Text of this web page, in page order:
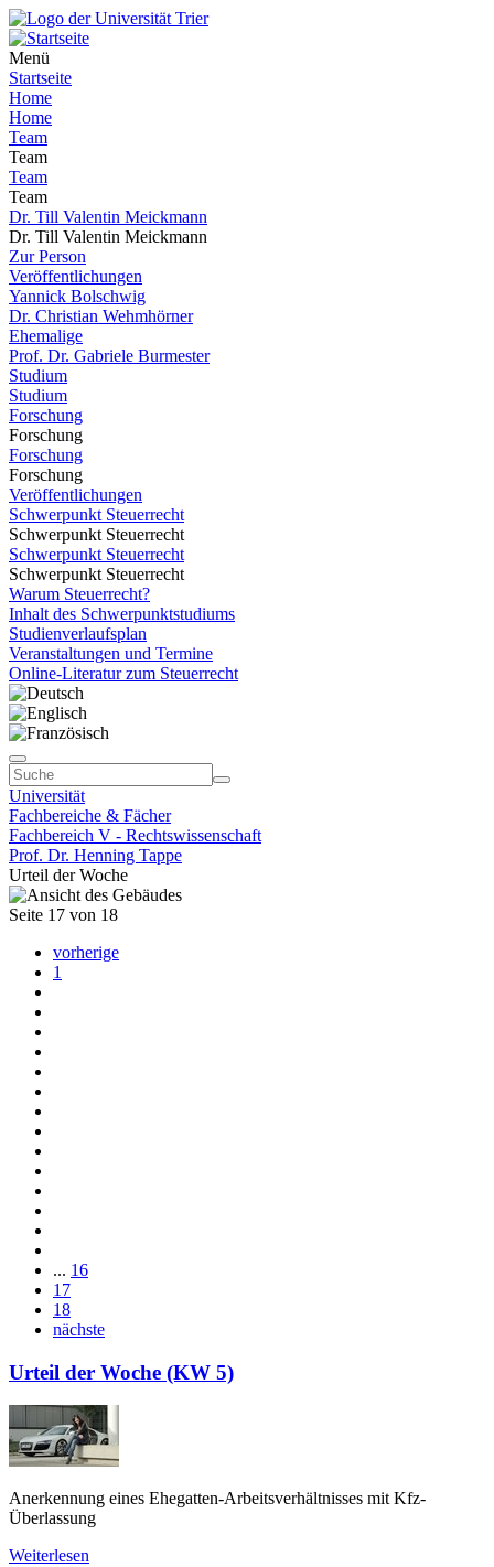
Menü
Startseite
Home
Home
Team
Team
Team
Team
Dr. Till Valentin Meickmann
Dr. Till Valentin Meickmann
Zur Person
Veröffentlichungen
Yannick Bolschwig
Dr. Christian Wehmhörner
Ehemalige
Prof. Dr. Gabriele Burmester
Studium
Studium
Forschung
Forschung
Forschung
Forschung
Veröffentlichungen
Schwerpunkt Steuerrecht
Schwerpunkt Steuerrecht
Schwerpunkt Steuerrecht
Schwerpunkt Steuerrecht
Warum Steuerrecht?
Inhalt des Schwerpunktstudiums
Studienverlaufsplan
Veranstaltungen und Termine
Online-Literatur zum Steuerrecht
Universität
Fachbereiche & Fächer
Fachbereich V - Rechtswissenschaft
Prof. Dr. Henning Tappe
Urteil der Woche
Seite 17 von 18
vorherige
1
... 16
17
18
nächste
Urteil der Woche (KW 5)
Anerkennung eines Ehegatten-Arbeitsverhältnisses mit Kfz-
Überlassung
Weiterlesen